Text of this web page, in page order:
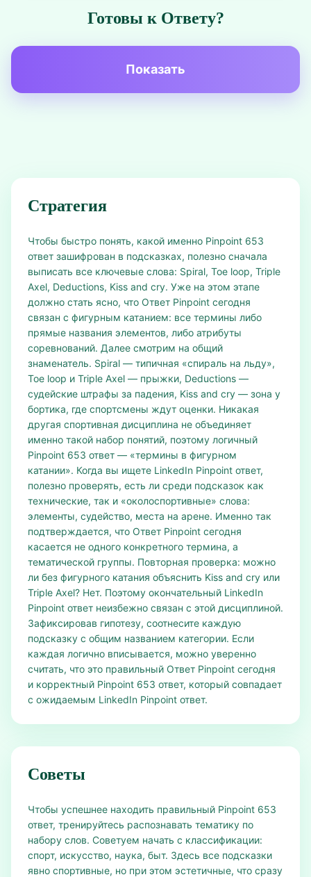
Готовы к Ответу?
Показать
Стратегия
Чтобы быстро понять, какой именно Pinpoint 653
ответ зашифрован в подсказках, полезно сначала
выписать все ключевые слова: Spiral, Toe loop, Triple
Axel, Deductions, Kiss and cry. Уже на этом этапе
должно стать ясно, что Ответ Pinpoint сегодня
связан с фигурным катанием: все термины либо
прямые названия элементов, либо атрибуты
соревнований. Далее смотрим на общий
знаменатель. Spiral — типичная «спираль на льду»,
Toe loop и Triple Axel — прыжки, Deductions —
судейские штрафы за падения, Kiss and cry — зона у
бортика, где спортсмены ждут оценки. Никакая
другая спортивная дисциплина не объединяет
именно такой набор понятий, поэтому логичный
Pinpoint 653 ответ — «термины в фигурном
катании». Когда вы ищете LinkedIn Pinpoint ответ,
полезно проверять, есть ли среди подсказок как
технические, так и «околоспортивные» слова:
элементы, судейство, места на арене. Именно так
подтверждается, что Ответ Pinpoint сегодня
касается не одного конкретного термина, а
тематической группы. Повторная проверка: можно
ли без фигурного катания объяснить Kiss and cry или
Triple Axel? Нет. Поэтому окончательный LinkedIn
Pinpoint ответ неизбежно связан с этой дисциплиной.
Зафиксировав гипотезу, соотнесите каждую
подсказку с общим названием категории. Если
каждая логично вписывается, можно уверенно
считать, что это правильный Ответ Pinpoint сегодня
и корректный Pinpoint 653 ответ, который совпадает
с ожидаемым LinkedIn Pinpoint ответ.
Советы
Чтобы успешнее находить правильный Pinpoint 653
ответ, тренируйтесь распознавать тематику по
набору слов. Советуем начать с классификации:
спорт, искусство, наука, быт. Здесь все подсказки
явно спортивные, но при этом эстетичные, что сразу